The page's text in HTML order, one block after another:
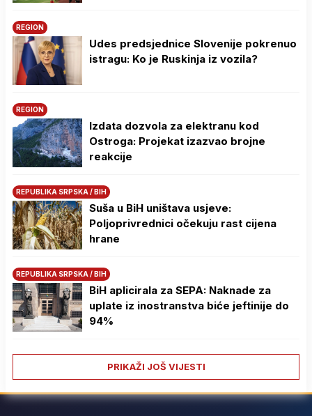
REGION
Udes predsjednice Slovenije pokrenuo
istragu: Ko je Ruskinja iz vozila?
REGION
Izdata dozvola za elektranu kod
Ostroga: Projekat izazvao brojne
reakcije
REPUBLIKA SRPSKA / BIH
Suša u BiH uništava usjeve:
Poljoprivrednici očekuju rast cijena
hrane
REPUBLIKA SRPSKA / BIH
BiH aplicirala za SEPA: Naknade za
uplate iz inostranstva biće jeftinije do
94%
PRIKAŽI JOŠ VIJESTI